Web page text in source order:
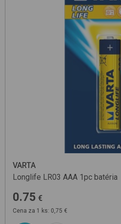
VARTA
Longlife LR03 AAA 1pc batéria
0.75 €
Cena za 1 ks: 0,75 €